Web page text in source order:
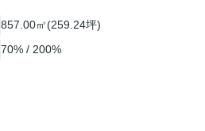
857.00㎡(259.24坪)
70% / 200%